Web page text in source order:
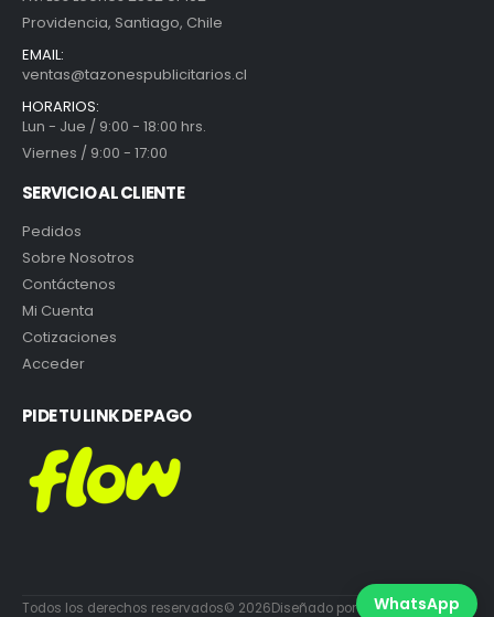
Providencia, Santiago, Chile
EMAIL:
ventas@tazonespublicitarios.cl
HORARIOS:
Lun - Jue / 9:00 - 18:00 hrs.
Viernes / 9:00 - 17:00
SERVICIO AL CLIENTE
Pedidos
Sobre Nosotros
Contáctenos
Mi Cuenta
Cotizaciones
Acceder
PIDE TU LINK DE PAGO
Todos los derechos reservados© 2026Diseñado por DiabloEstudio.cl
WhatsApp